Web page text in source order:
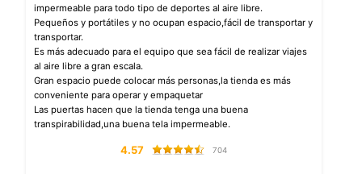
impermeable para todo tipo de deportes al aire libre.
Pequeños y portátiles y no ocupan espacio,fácil de transportar y
transportar.
Es más adecuado para el equipo que sea fácil de realizar viajes
al aire libre a gran escala.
Gran espacio puede colocar más personas,la tienda es más
conveniente para operar y empaquetar
Las puertas hacen que la tienda tenga una buena
transpirabilidad,una buena tela impermeable.
4.57 704